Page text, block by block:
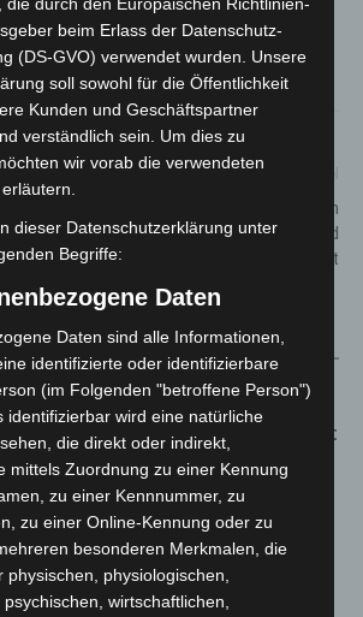
zu den
in der
Zeugenaufruf: Lkw fährt in
Langenhagen auf Pkw auf und
flüchtet
Mehr vom Autor
Erste Tigermücken-
in Niedersachsen entdeckt
läuft mit Hockeyschläger über
– Polizei sucht Zeugen
die durch den Europäischen Richtlinien-
beim Erlass der Datenschutz-
(DS-GVO) verwendet wurden. Unsere
soll sowohl für die Öffentlichkeit
Kunden und Geschäftspartner
verständlich sein. Um dies zu
wir vorab die verwendeten
dieser Datenschutzerklärung unter
Begriffe:
Daten
Daten sind alle Informationen,
identifizierte oder identifizierbare
(im Folgenden "betroffene Person")
identifizierbar wird eine natürliche
die direkt oder indirekt,
mittels Zuordnung zu einer Kennung
zu einer Kennnummer, zu
zu einer Online-Kennung oder zu
besonderen Merkmalen, die
physischen, physiologischen,
wirtschaftlichen,